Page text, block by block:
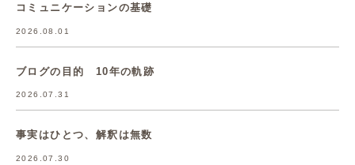
コミュニケーションの基礎
2026.08.01
ブログの目的 10年の軌跡
2026.07.31
事実はひとつ、解釈は無数
2026.07.30